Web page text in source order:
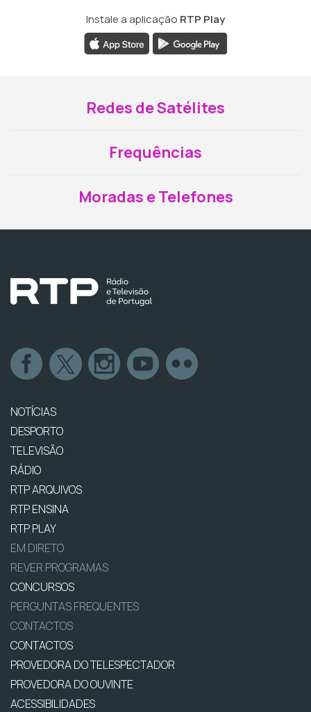
Instale a aplicação RTP Play
Redes de Satélites
Frequências
Moradas e Telefones
NOTÍCIAS
DESPORTO
TELEVISÃO
RÁDIO
RTP ARQUIVOS
RTP ENSINA
RTP PLAY
EM DIRETO
REVER PROGRAMAS
CONCURSOS
PERGUNTAS FREQUENTES
CONTACTOS
CONTACTOS
PROVEDORA DO TELESPECTADOR
PROVEDORA DO OUVINTE
ACESSIBILIDADES